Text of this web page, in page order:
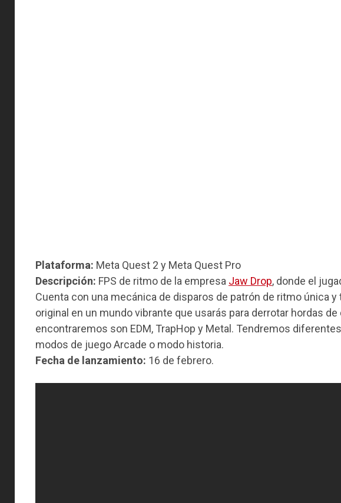
Plataforma: Meta Quest 2 y Meta Quest Pro
Descripción: FPS de ritmo de la empresa Jaw Drop, donde el
Cuenta con una mecánica de disparos de patrón de ritmo única
original en un mundo vibrante que usarás para derrotar hordas
encontraremos son EDM, TrapHop y Metal. Tendremos
modos de juego Arcade o modo historia.
Fecha de lanzamiento: 16 de febrero.